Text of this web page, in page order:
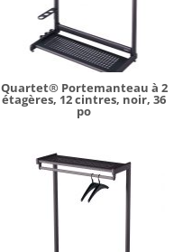
Quartet® Portemanteau à 2
étagères, 12 cintres, noir, 36
po